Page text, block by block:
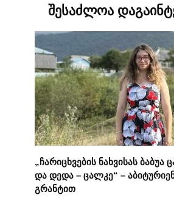
შესაძლოა
„ჩარიცხვების ნახვისას
და დედა – ცალკე“ –
გრანტით